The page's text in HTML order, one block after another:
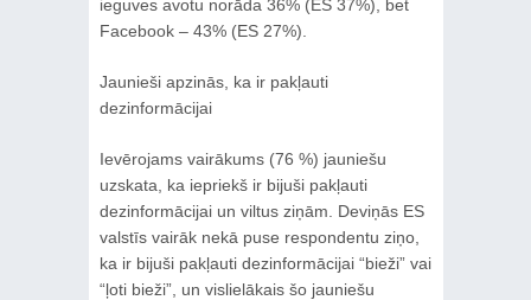
ieguves avotu norāda 36% (ES 37%), bet
Facebook – 43% (ES 27%).
Jaunieši apzinās, ka ir pakļauti
dezinformācijai
Ievērojams vairākums (76 %) jauniešu
uzskata, ka iepriekš ir bijuši pakļauti
dezinformācijai un viltus ziņām. Deviņās ES
valstīs vairāk nekā puse respondentu ziņo,
ka ir bijuši pakļauti dezinformācijai “bieži” vai
“ļoti bieži”, un vislielākais šo jauniešu